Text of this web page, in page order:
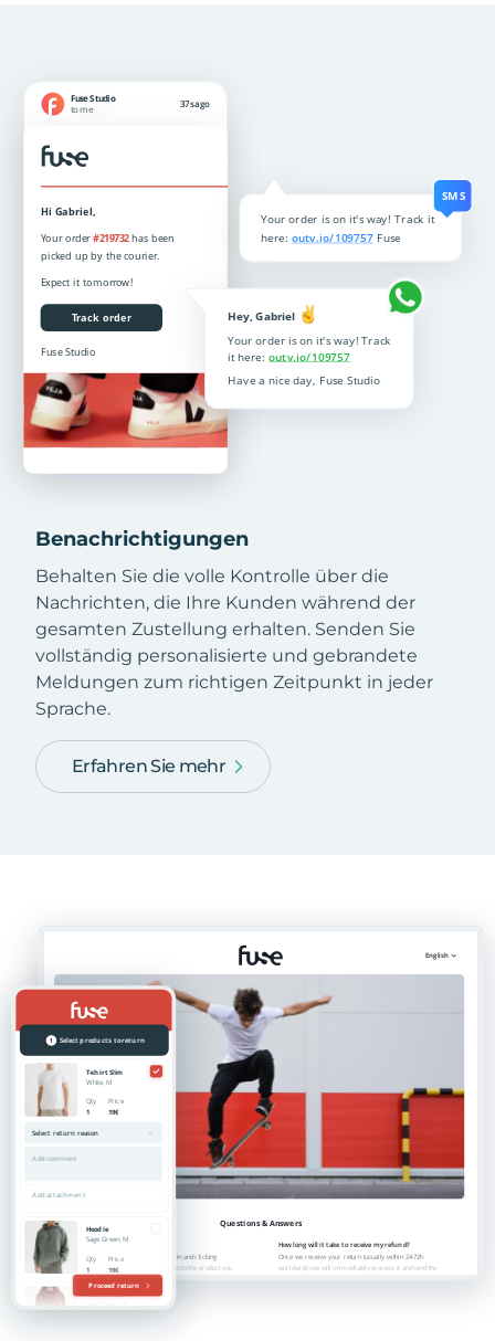
Benachrichtigungen
Behalten Sie die volle Kontrolle über die
Nachrichten, die Ihre Kunden während der
gesamten Zustellung erhalten. Senden Sie
vollständig personalisierte und gebrandete
Meldungen zum richtigen Zeitpunkt in jeder
Sprache.
Erfahren Sie mehr